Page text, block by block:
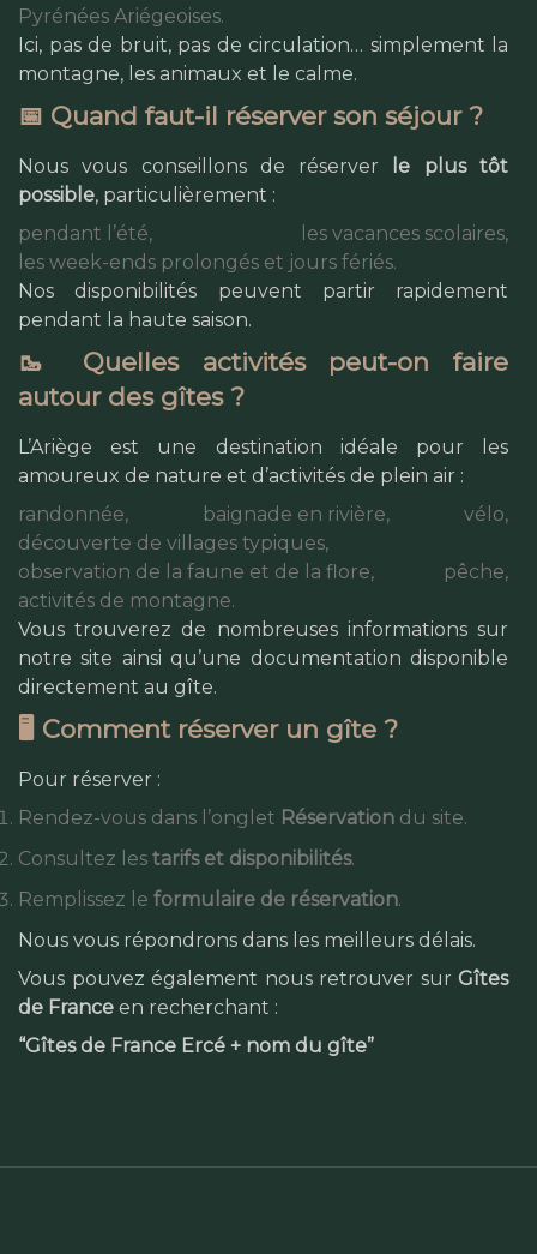
Pyrénées Ariégeoises.
Ici, pas de bruit, pas de circulation… simplement la
montagne, les animaux et le calme.
📅 Quand faut-il réserver son séjour ?
Nous vous conseillons de réserver
le plus tôt
possible, particulièrement :
pendant l’été,
les vacances scolaires,
les week-ends prolongés et jours fériés.
Nos disponibilités peuvent partir rapidement
pendant la haute saison.
🥾 Quelles activités peut-on faire
autour des gîtes ?
L’Ariège est une destination idéale pour les
amoureux de nature et d’activités de plein air :
randonnée,
baignade en rivière,
vélo,
découverte de villages typiques,
observation de la faune et de la flore,
pêche,
activités de montagne.
Vous trouverez de nombreuses informations sur
notre site ainsi qu’une documentation disponible
directement au gîte.
🖥️ Comment réserver un gîte ?
Pour réserver :
Rendez-vous dans l’onglet Réservation du site.
Consultez les tarifs et disponibilités.
Remplissez le formulaire de réservation.
Nous vous répondrons dans les meilleurs délais.
Vous pouvez également nous retrouver sur Gîtes
de France en recherchant :
“Gîtes de France Ercé + nom du gîte”